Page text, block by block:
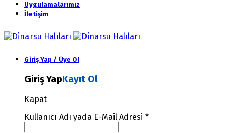
Uygulamalarımız
İletişim
Giriş Yap / Üye Ol
Giriş YapKayıt Ol
Kapat
Kullanıcı Adı yada E-Mail Adresi *